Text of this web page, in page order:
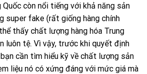
Quốc còn nổi tiếng với khả năng sản
super fake (rất giống hàng chính
thấy chất lượng hàng hóa Trung
luôn tệ. Vì vậy, trước khi quyết định
cần tìm hiểu kỹ về chất lượng sản
liệu nó có xứng đáng với mức giá mà